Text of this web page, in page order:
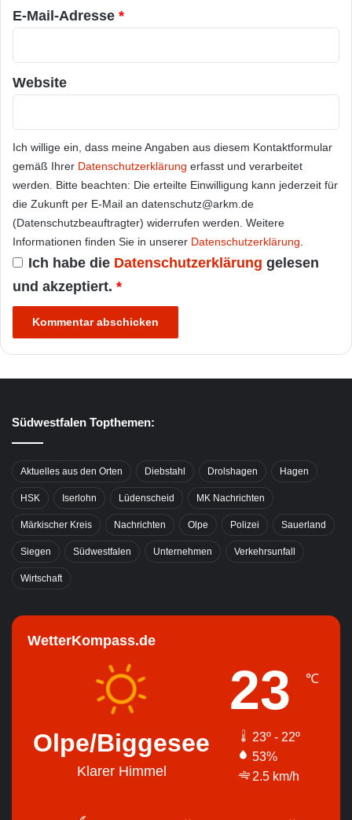
E-Mail-Adresse *
Website
Ich willige ein, dass meine Angaben aus diesem Kontaktformular
gemäß Ihrer Datenschutzerklärung erfasst und verarbeitet
werden. Bitte beachten: Die erteilte Einwilligung kann jederzeit für
die Zukunft per E-Mail an datenschutz@arkm.de
(Datenschutzbeauftragter) widerrufen werden. Weitere
Informationen finden Sie in unserer Datenschutzerklärung
Ich habe die Datenschutzerklärung gelesen
und akzeptiert. *
Südwestfalen Topthemen:
Aktuelles aus den Orten Diebstahl Drolshagen Hagen
HSK Iserlohn Lüdenscheid MK Nachrichten
Märkischer Kreis Nachrichten Olpe Polizei Sauerland
Siegen Südwestfalen Unternehmen Verkehrsunfall
Wirtschaft
WetterKompass.de
Olpe/Biggesee
Klarer Himmel
23 ℃
23º - 22º
53%
2.5 km/h